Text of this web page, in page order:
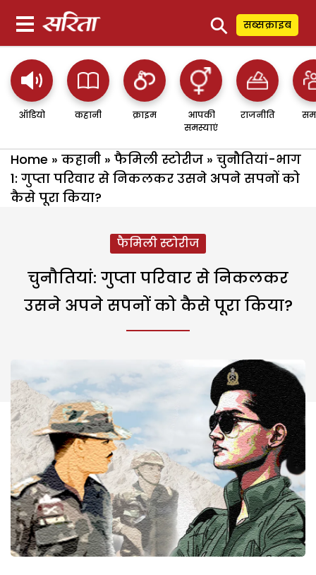
⚲ सब्सक्राइब
ऑडियो कहानी क्राइम
आपकी
समस्याएं
राजनीति
Home » कहानी » फैमिली स्टोरीज » चुनौतियां-भाग
1: गुप्ता परिवार से निकलकर उसने अपने सपनों को
कैसे पूरा किया?
फैमिली स्टोरीज
चुनौतियां: गुप्ता परिवार से निकलकर
उसने अपने सपनों को कैसे पूरा किया?